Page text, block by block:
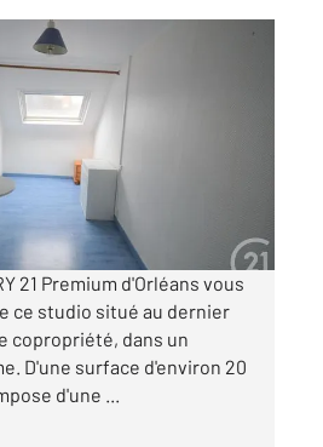
à vendre
€
21 Premium d'Orléans vous
ce studio situé au dernier
copropriété, dans un
D'une surface d'environ 20
d'une ...